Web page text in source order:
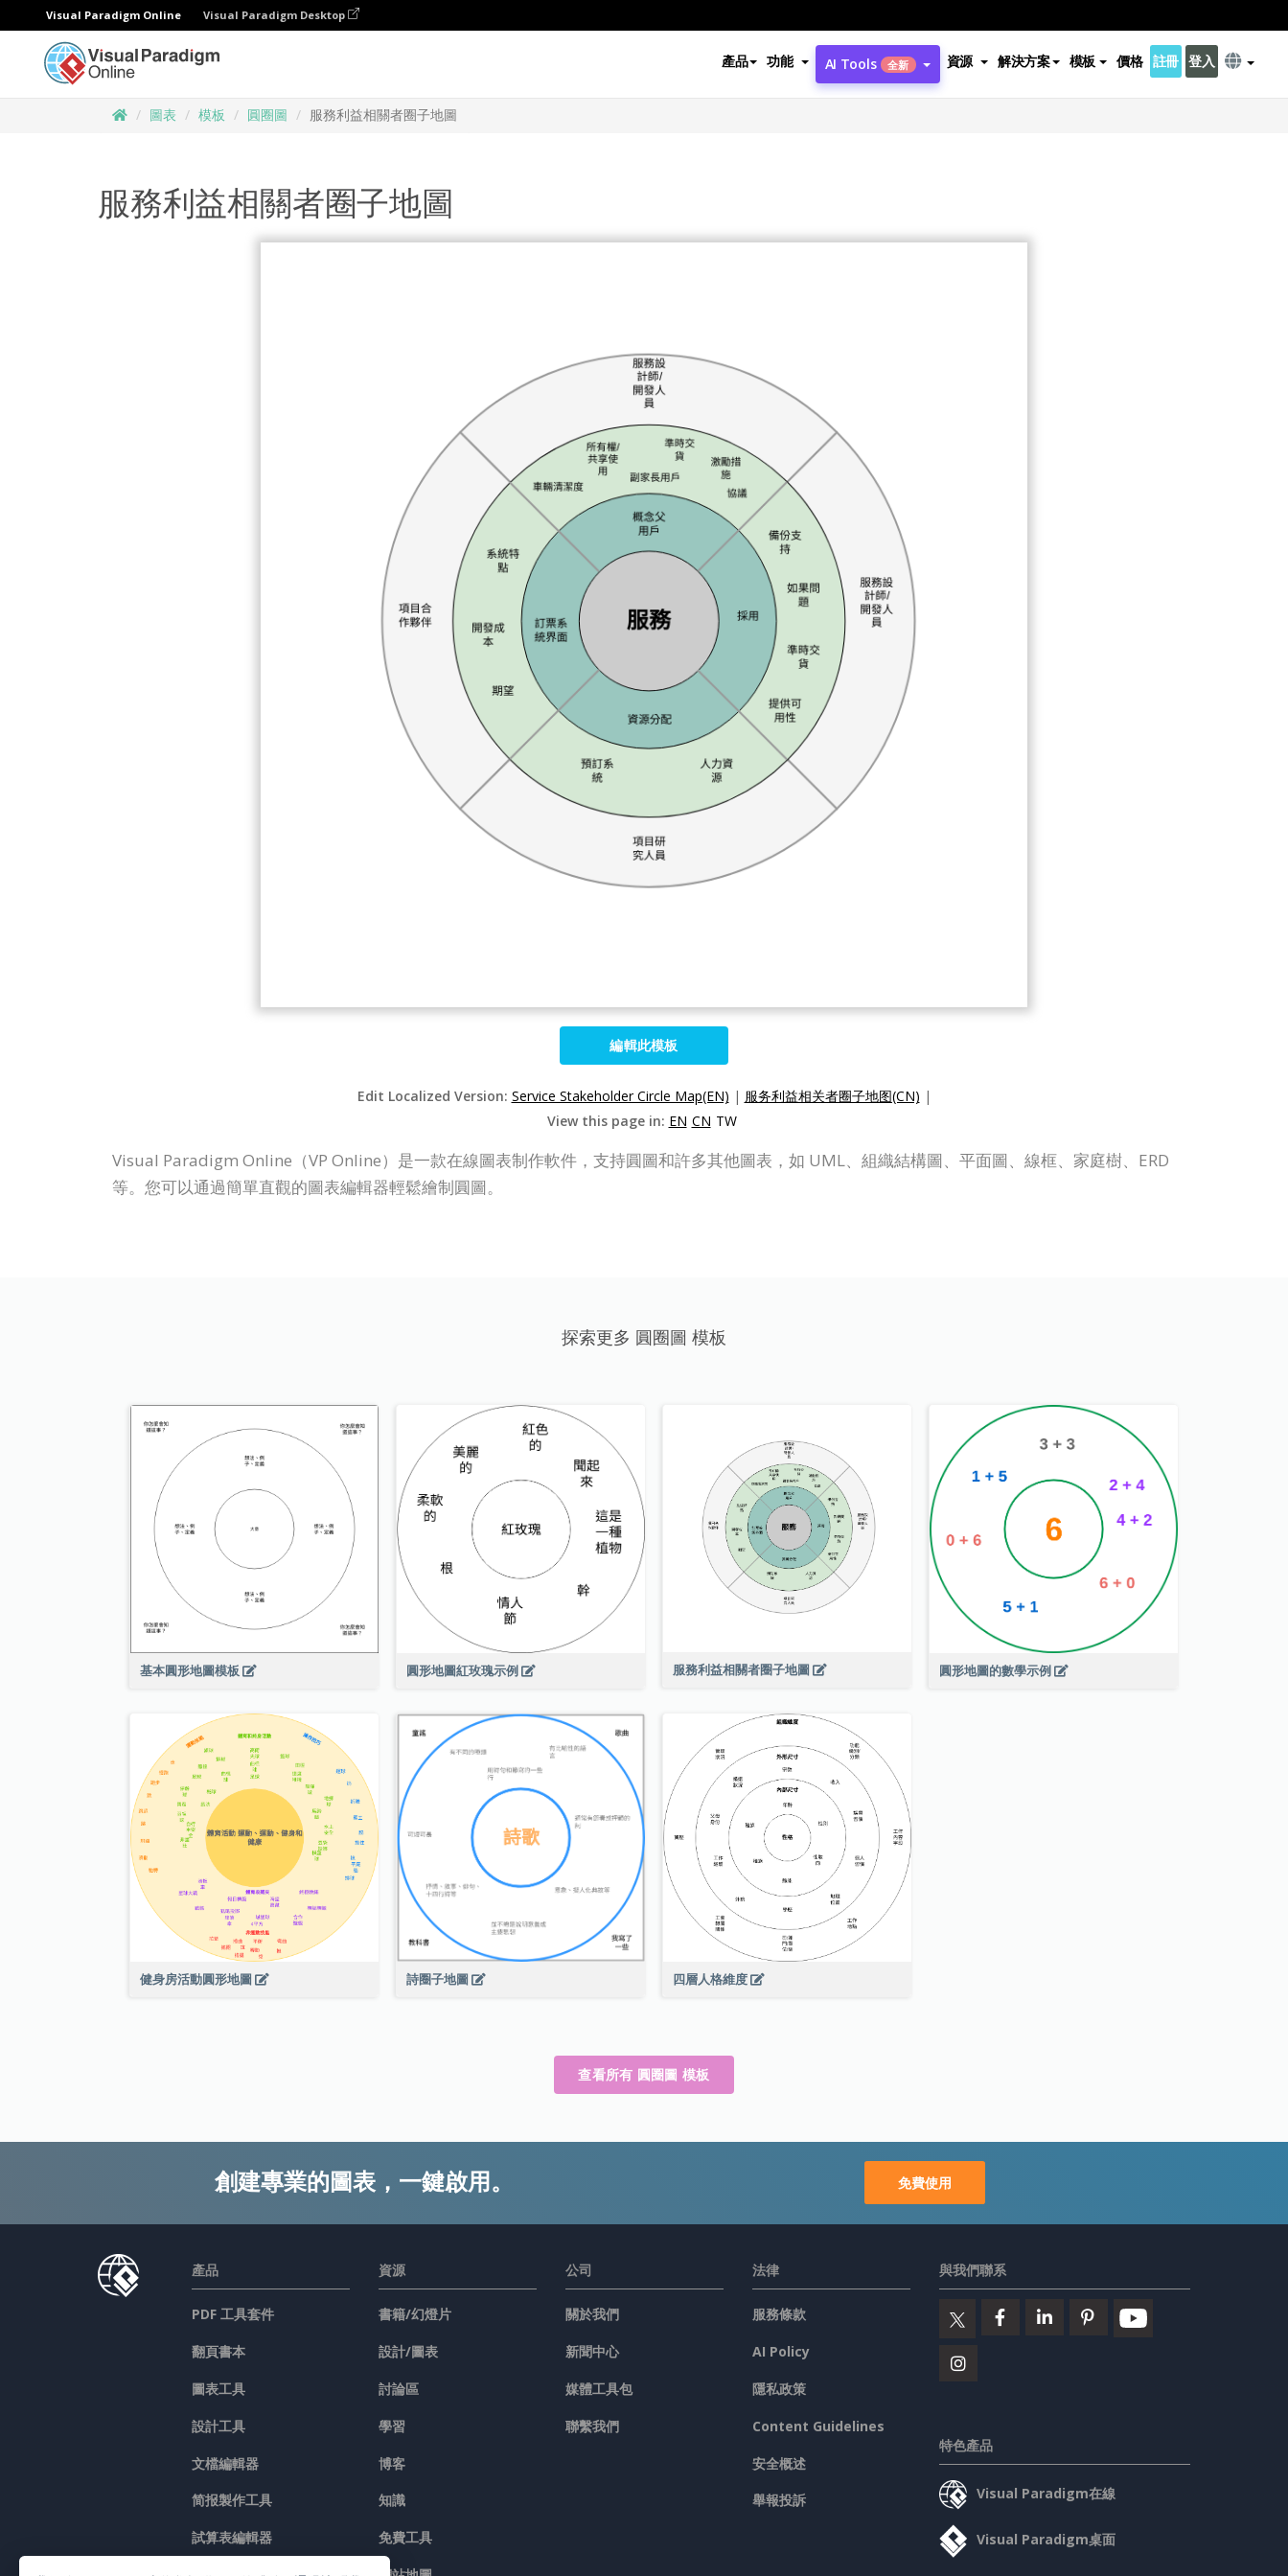
Visual Paradigm Online Visual Paradigm Desktop
產品 功能 AI Tools 全新 資源 解決方案 模板 價格 註冊 登入
圖表 模板 圓圈圖 服務利益相關者圈子地圖
服務利益相關者圈子地圖
編輯此模板
Edit Localized Version: Service Stakeholder Circle Map(EN) | 服务利益相关者圈子地图(CN) |
View this page in: EN CN TW
Visual Paradigm Online（VP Online）是一款在線圖表制作軟件，支持圓圖和許多其他圖表，如 UML、組織結構圖、平面圖、線框、家庭樹、ERD
等。您可以通過簡單直觀的圖表編輯器輕鬆繪制圓圖。
探索更多 圓圈圖 模板
基本圓形地圖模板 圓形地圖紅玫瑰示例 服務利益相關者圈子地圖 圓形地圖的數學示例
健身房活動圓形地圖 詩圈子地圖 四層人格維度
查看所有 圓圈圖 模板
創建專業的圖表，一鍵啟用。 免費使用
產品
PDF 工具套件
翻頁書本
圖表工具
設計工具
文檔編輯器
简报製作工具
試算表編輯器
資源
書籍/幻燈片
設計/圖表
討論區
學習
博客
知識
免費工具
公司
關於我們
新聞中心
媒體工具包
聯繫我們
法律
服務條款
AI Policy
隱私政策
Content Guidelines
安全概述
舉報投訴
與我們聯系
特色產品
Visual Paradigm在線
Visual Paradigm桌面